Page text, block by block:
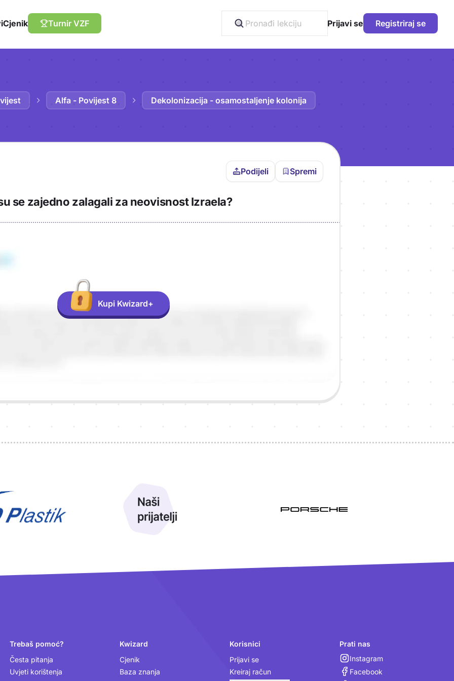
Cjenik Turnir VZF Prijavi se Registriraj se
Alfa - Povijest 8 Dekolonizacija - osamostaljenje kolonija
Podijeli Spremi
Trebaš biti prijavljen da bi pohranio
sadržaj u bilježnicu!
se zajedno zalagali za neovisnost Izraela?
Kupi Kwizard+
Trebaš pomoć?
Česta pitanja
Uvjeti korištenja
Kwizard
Cjenik
Baza znanja
Korisnici
Prijavi se
Kreiraj račun
Prati nas
Instagram
Facebook